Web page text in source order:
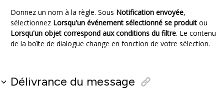
Donnez un nom à la règle. Sous Notification envoyée,
sélectionnez Lorsqu'un événement sélectionné se produit ou
Lorsqu'un objet correspond aux conditions du filtre. Le contenu
de la boîte de dialogue change en fonction de votre sélection.
Délivrance du message